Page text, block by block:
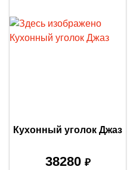
Кухонный уголок Джаз
38280 ₽